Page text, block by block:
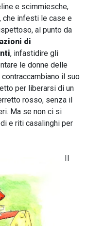
e scimmiesche,
che infesti le case e
al punto da
di
, infastidire gli
le donne delle
il suo
per liberarsi di un
rosso, senza il
Ma se non ci si
e riti casalinghi per
Il